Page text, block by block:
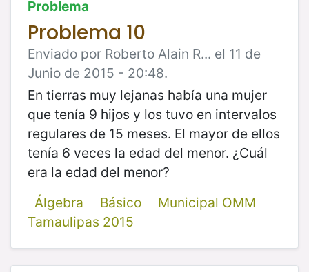
Problema
Problema 10
Enviado por Roberto Alain R... el 11 de
Junio de 2015 - 20:48.
En tierras muy lejanas había una mujer
que tenía 9 hijos y los tuvo en intervalos
regulares de 15 meses. El mayor de ellos
tenía 6 veces la edad del menor. ¿Cuál
era la edad del menor?
Álgebra
Básico
Municipal OMM
Tamaulipas 2015